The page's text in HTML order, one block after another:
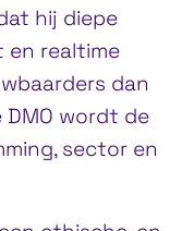
hij diepe
en realtime
dan
DMO wordt de
sector en